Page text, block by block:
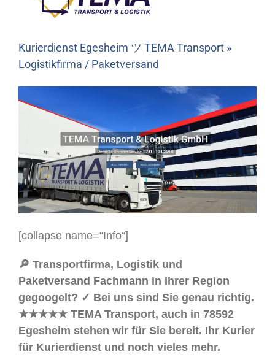
Kurierdienst Egesheim ツ TEMA Transport »
Logistikfirma / Paketversand
[collapse name=“Info“]
🔎 Transportfirma, Logistik und
Paketversand Fachmann in Ihrer Region
gegoogelt? ✓ Bei uns sind Sie genau richtig.
★★★★★ TEMA Transport, auch in 78592
Egesheim stehen wir für Sie bereit. Ihr Kurier
für Kurierdienst und noch vieles mehr.